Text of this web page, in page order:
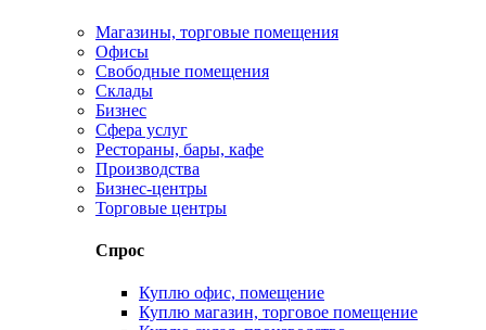
Магазины, торговые помещения
Офисы
Свободные помещения
Склады
Бизнес
Сфера услуг
Рестораны, бары, кафе
Производства
Бизнес-центры
Торговые центры
Спрос
Куплю офис, помещение
Куплю магазин, торговое помещение